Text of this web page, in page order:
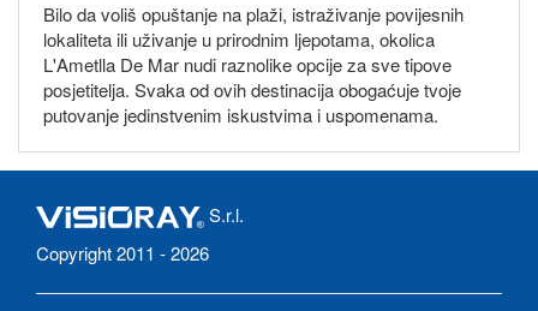
Bilo da voliš opuštanje na plaži, istraživanje povijesnih
lokaliteta ili uživanje u prirodnim ljepotama, okolica
L'Ametlla De Mar nudi raznolike opcije za sve tipove
posjetitelja. Svaka od ovih destinacija obogaćuje tvoje
putovanje jedinstvenim iskustvima i uspomenama.
S.r.l.
Copyright 2011 - 2026